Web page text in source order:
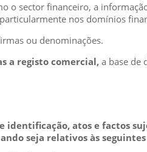
o sector financeiro, a
nos domínios
ou denominações.
a registo comercial,a base de
atos e factos
seja relativos às